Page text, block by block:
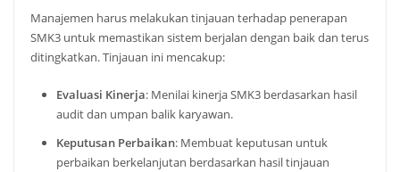
Manajemen harus melakukan tinjauan terhadap penerapan
SMK3 untuk memastikan sistem berjalan dengan baik dan terus
ditingkatkan. Tinjauan ini mencakup:
Evaluasi Kinerja: Menilai kinerja SMK3 berdasarkan hasil
audit dan umpan balik karyawan.
Keputusan Perbaikan: Membuat keputusan untuk
perbaikan berkelanjutan berdasarkan hasil tinjauan